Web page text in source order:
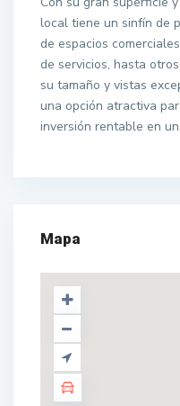
local tiene un sinfín de
de espacios
de servicios, hasta
su tamaño y vistas
una opción atractiva
inversión rentable en
Mapa